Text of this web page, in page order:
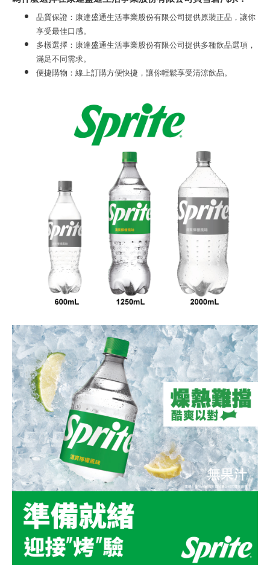
品質保證：康達盛通生活事業股份有限公司提供原裝正品，讓你
享受最佳口感。
多樣選擇：康達盛通生活事業股份有限公司提供多種飲品選項，
滿足不同需求。
便捷購物：線上訂購方便快捷，讓你輕鬆享受清涼飲品。